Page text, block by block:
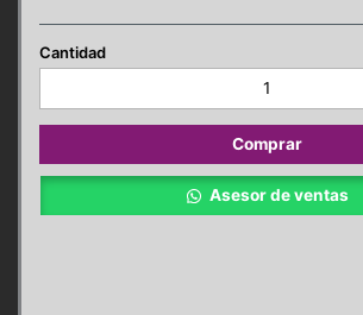
DRAGON
Z
Legendary
Edition
PS4
Comprar
Asesor de ventas